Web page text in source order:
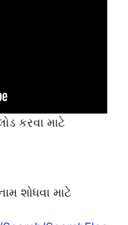
કરવા માટે
શોધવા માટે